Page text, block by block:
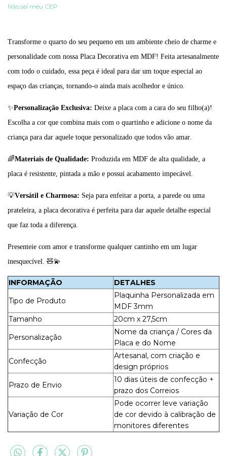
Não sei meu CEP
Transforme o quarto do seu pequeno em um ambiente cheio de charme e
personalidade com nossa Placa Decorativa em MDF! Feita artesanalmente
com todo o cuidado, essa peça é ideal para dar um toque especial ao
espaço das crianças, tornando-o ainda mais acolhedor e único.
✨Personalização Exclusiva: Deixe a placa com a cara do seu filho(a)!
Escolha a cor que combina mais com o quartinho e adicione o nome da
criança para dar aquele toque personalizado que todos vão amar.
🌈Materiais de Qualidade: Produzida em MDF de alta qualidade, a
placa é resistente, pintada a mão e possui acabamento impecável.
💡Versátil e Charmosa: Seja para enfeitar a porta, a parede ou uma
prateleira, a placa decorativa é perfeita para dar aquele detalhe especial
que faz toda a diferença.
Presenteie com amor e transforme qualquer cantinho em um lugar
inesquecível. 🧸💫
INFORMAÇÃO
DETALHES
Tipo de Produto
Plaquinha Personalizada em
MDF 3mm
Tamanho
20cm x 27,5cm
Personalização
Nome da criança / Cores da
Placa e do Nome
Confecção
Artesanal, com criação e
design próprios
Prazo de Envio
10 dias úteis de confecção +
prazo dos Correios
Variação de Cor
Pode ocorrer leve variação
de cor devido à calibração de
monitores diferentes